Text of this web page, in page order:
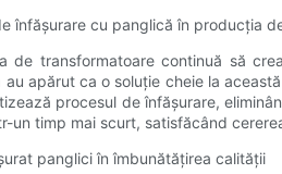
înfășurare cu panglică în producția
de transformatoare continuă să
apărut ca o soluție cheie la
procesul de înfășurare,
un timp mai scurt, satisfăcând
panglici în îmbunătățirea calității